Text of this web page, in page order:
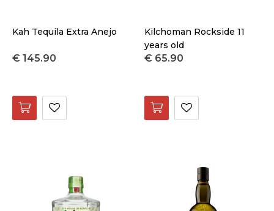
Kah Tequila Extra Anejo
€ 145.90
Kilchoman Rockside 11
years old
€ 65.90